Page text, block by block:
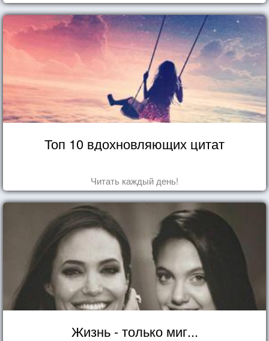
Топ 10 вдохновляющих цитат
Читать каждый день!
Жизнь - только миг...